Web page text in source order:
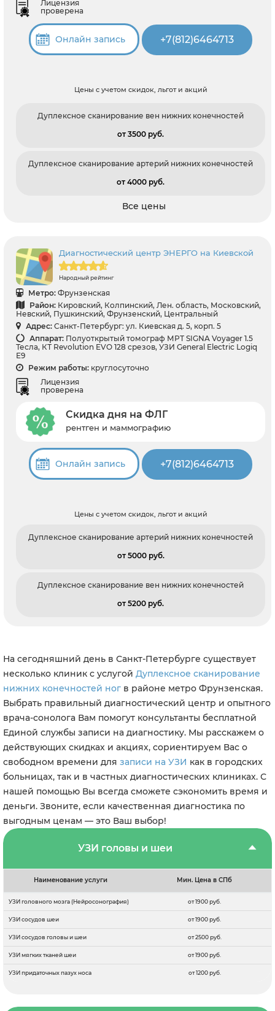
Лицензия
проверена
Онлайн запись +7(812)6464713
Цены с учетом скидок, льгот и акций
Дуплексное сканирование вен нижних конечностей
от 3500 pуб.
Дуплексное сканирование артерий нижних конечностей
от 4000 pуб.
Все цены
Диагностический центр ЭНЕРГО на Киевской
Народный рейтинг
Метро: Фрунзенская
Район: Кировский, Колпинский, Лен. область, Московский,
Невский, Пушкинский, Фрунзенский, Центральный
Адрес: Санкт-Петербург: ул. Киевская д. 5, корп. 5
Аппарат: Полуоткрытый томограф МРТ SIGNA Voyager 1.5
Тесла, КТ Revolution EVO 128 срезов, УЗИ General Electric Logiq
E9
Режим работы: круглосуточно
Лицензия
проверена
Скидка дня на ФЛГ
рентген и маммографию
Онлайн запись +7(812)6464713
Цены с учетом скидок, льгот и акций
Дуплексное сканирование артерий нижних конечностей
от 5000 pуб.
Дуплексное сканирование вен нижних конечностей
от 5200 pуб.
На сегодняшний день в Санкт-Петербурге существует
несколько клиник с услугой Дуплексное сканирование
нижних конечностей ног в районе метро Фрунзенская.
Выбрать правильный диагностический центр и опытного
врача-сонолога Вам помогут консультанты бесплатной
Единой службы записи на диагностику. Мы расскажем о
действующих скидках и акциях, сориентируем Вас о
свободном времени для записи на УЗИ как в городских
больницах, так и в частных диагностических клиниках. С
нашей помощью Вы всегда сможете сэкономить время и
деньги. Звоните, если качественная диагностика по
выгодным ценам — это Ваш выбор!
УЗИ головы и шеи
Наименование услуги Мин. Цена в СПб
УЗИ головного мозга (Нейросонография) от 1900 руб.
УЗИ сосудов шеи от 1900 руб.
УЗИ сосудов головы и шеи от 2500 руб.
УЗИ мягких тканей шеи от 1900 руб.
УЗИ придаточных пазух носа от 1200 руб.